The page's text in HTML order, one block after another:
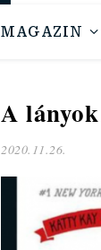
MAGAZIN
A
2020.11.26.